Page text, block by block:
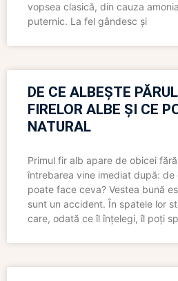
vopsea clasică, din cauza
puternic. La fel gândesc și
DE CE ALBEȘTE
FIRELOR ALBE ȘI CE
NATURAL
Primul fir alb apare de obicei
întrebarea vine imediat după: de
poate face ceva? Vestea bună
sunt un accident. În spatele lor
care, odată ce îl înțelegi, îl poți